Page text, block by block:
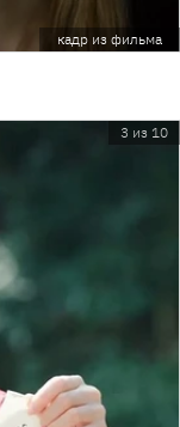
кадр из фильма
3 из 10